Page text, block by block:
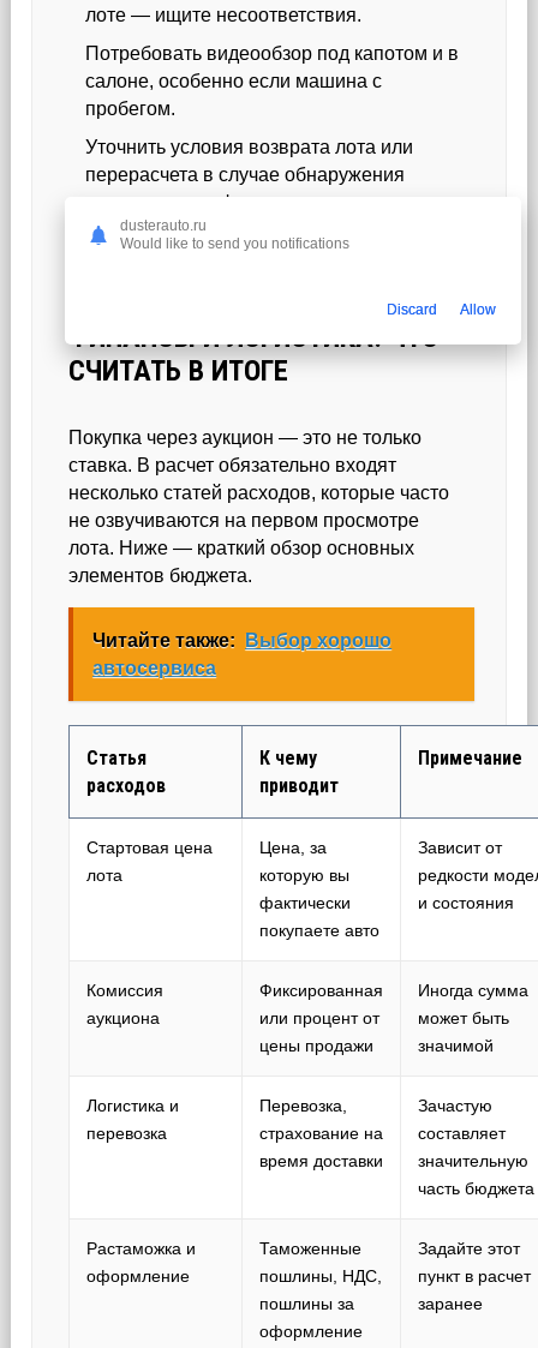
лоте — ищите несоответствия.
Потребовать видеообзор под капотом и в
салоне, особенно если машина с
пробегом.
Уточнить условия возврата лота или
перерасчета в случае обнаружения
критических дефектов после покупки.
Уточнить дату последнего обслуживания и
ФИНАНСЫ И ЛОГИСТИКА: ЧТО
СЧИТАТЬ В ИТОГЕ
Покупка через аукцион — это не только
ставка. В расчет обязательно входят
несколько статей расходов, которые часто
не озвучиваются на первом просмотре
лота. Ниже — краткий обзор основных
элементов бюджета.
Читайте также:
Выбор хорошо
автосервиса
Статья
расходов
К чему
приводит
Примечание
Стартовая цена
лота
Цена, за
которую вы
фактически
покупаете авто
Зависит от
редкости
и состояния
Комиссия
аукциона
Фиксированная
или процент от
цены продажи
Иногда сумма
может быть
значимой
Логистика и
перевозка
Перевозка,
страхование на
время доставки
Зачастую
составляет
значительную
часть бюджета
Растаможка и
оформление
Таможенные
пошлины, НДС,
пошлины за
оформление
Задайте этот
пункт в расчет
заранее
dusterauto.ru
Would like to send you notifications
Discard Allow